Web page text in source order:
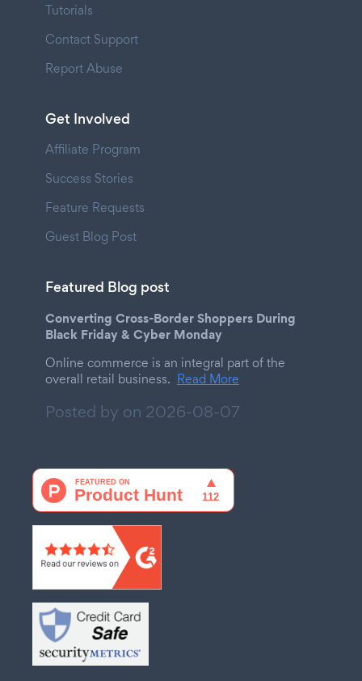
Tutorials
Contact Support
Report Abuse
Get Involved
Affiliate Program
Success Stories
Feature Requests
Guest Blog Post
Featured Blog post
Converting Cross-Border Shoppers During
Black Friday & Cyber Monday
Online commerce is an integral part of the
overall retail business. Read More
Posted by on 2026-08-07